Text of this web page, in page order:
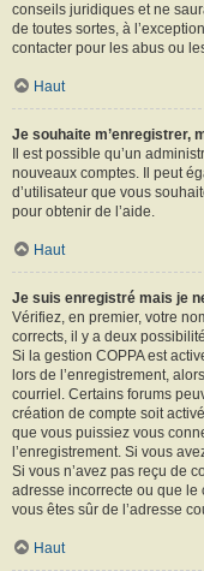
conseils juridiques et ne
de toutes sortes, à
contacter pour les abus ou
Haut
Je souhaite m’enregistrer,
Il est possible qu’un
nouveaux comptes. Il peut
d’utilisateur que vous
pour obtenir de l’aide.
Haut
Je suis enregistré mais je
Vérifiez, en premier, votre
corrects, il y a deux
Si la gestion COPPA est
lors de l’enregistrement,
courriel. Certains forums
création de compte soit
que vous puissiez vous
l’enregistrement. Si vous
Si vous n’avez pas reçu de
adresse incorrecte ou que le
vous êtes sûr de l’adresse
Haut